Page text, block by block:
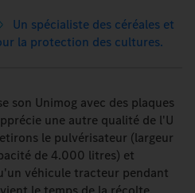
Un spécialiste des céréales et
la protection des cultures.
son Unimog avec des plaques
une autre qualité de l'U
le pulvérisateur (largeur
de 4.000 litres) et
véhicule tracteur pendant